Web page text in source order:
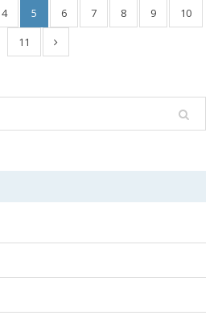
4 5 6 7 8 9
10
11